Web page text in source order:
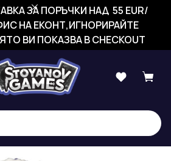
ЗА ПОРЪЧКИ НАД 55 EUR/
НА ЕКОНТ,ИГНОРИРАЙТЕ
ВИ ПОКАЗВА В CHECKOUT